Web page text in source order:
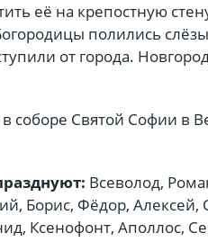
её на крепостную
полились
от города.
в соборе Святой Софии в
Всеволод,
Борис, Фёдор,
Ксенофонт, Аполлос,